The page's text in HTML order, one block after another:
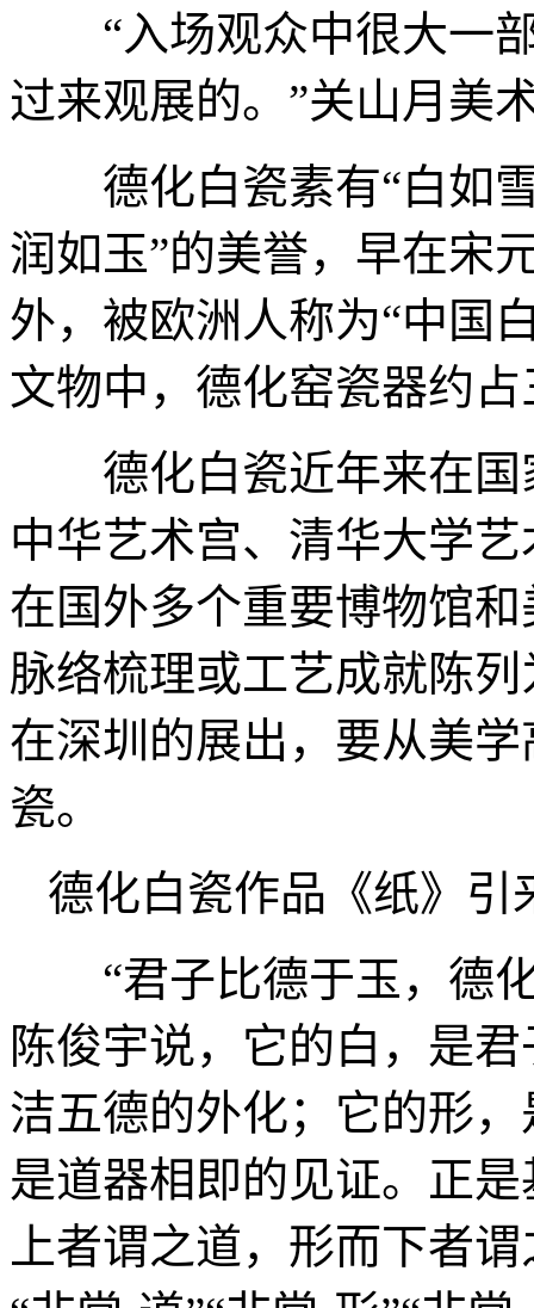
“入场观众中很大一部
过来观展的。”关山月美
德化白瓷素有“白如雪
润如玉”的美誉，早在宋
外，被欧洲人称为“中国
文物中，德化窑瓷器约
德化白瓷近年来在国
中华艺术宫、清华大学
在国外多个重要博物馆
脉络梳理或工艺成就陈
在深圳的展出，要从美
瓷。
德化白瓷作品《纸》引
“君子比德于玉，德化
陈俊宇说，它的白，是
洁五德的外化；它的形
是道器相即的见证。正
上者谓之道，形而下者